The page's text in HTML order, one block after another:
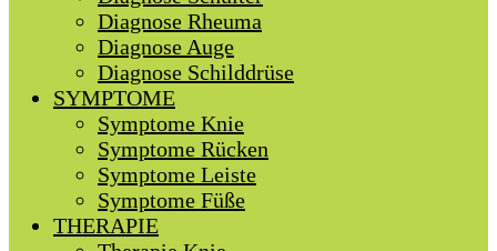
Diagnose Rheuma
Diagnose Auge
Diagnose Schilddrüse
SYMPTOME
Symptome Knie
Symptome Rücken
Symptome Leiste
Symptome Füße
THERAPIE